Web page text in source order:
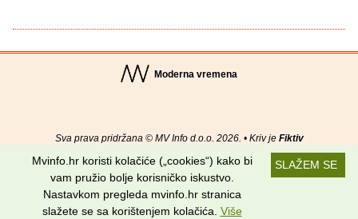
Moderna vremena
Sva prava pridržana © MV Info d.o.o. 2026. • Kriv je Fiktiv
Uvjeti korištenja RSS kanali
Potraži nas na:
SLAŽEM SE
Mvinfo.hr koristi kolačiće („cookies“) kako bi
vam pružio bolje korisničko iskustvo.
Nastavkom pregleda mvinfo.hr stranica
slažete se sa korištenjem kolačića. Više